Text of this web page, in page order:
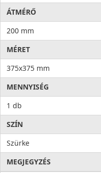
ÁTMÉRŐ
200 mm
MÉRET
375x375 mm
MENNYISÉG
1 db
SZÍN
Szürke
MEGJEGYZÉS